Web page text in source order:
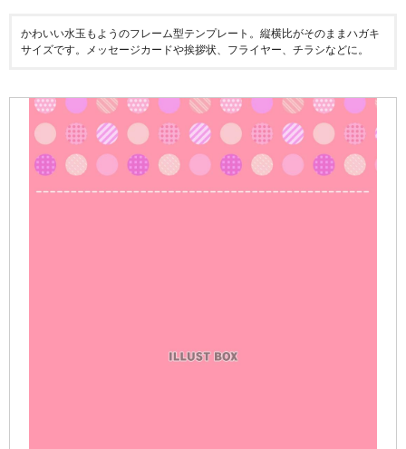
かわいい水玉もようのフレーム型テンプレート。縦横比がそのままハガキ
サイズです。メッセージカードや挨拶状、フライヤー、チラシなどに。